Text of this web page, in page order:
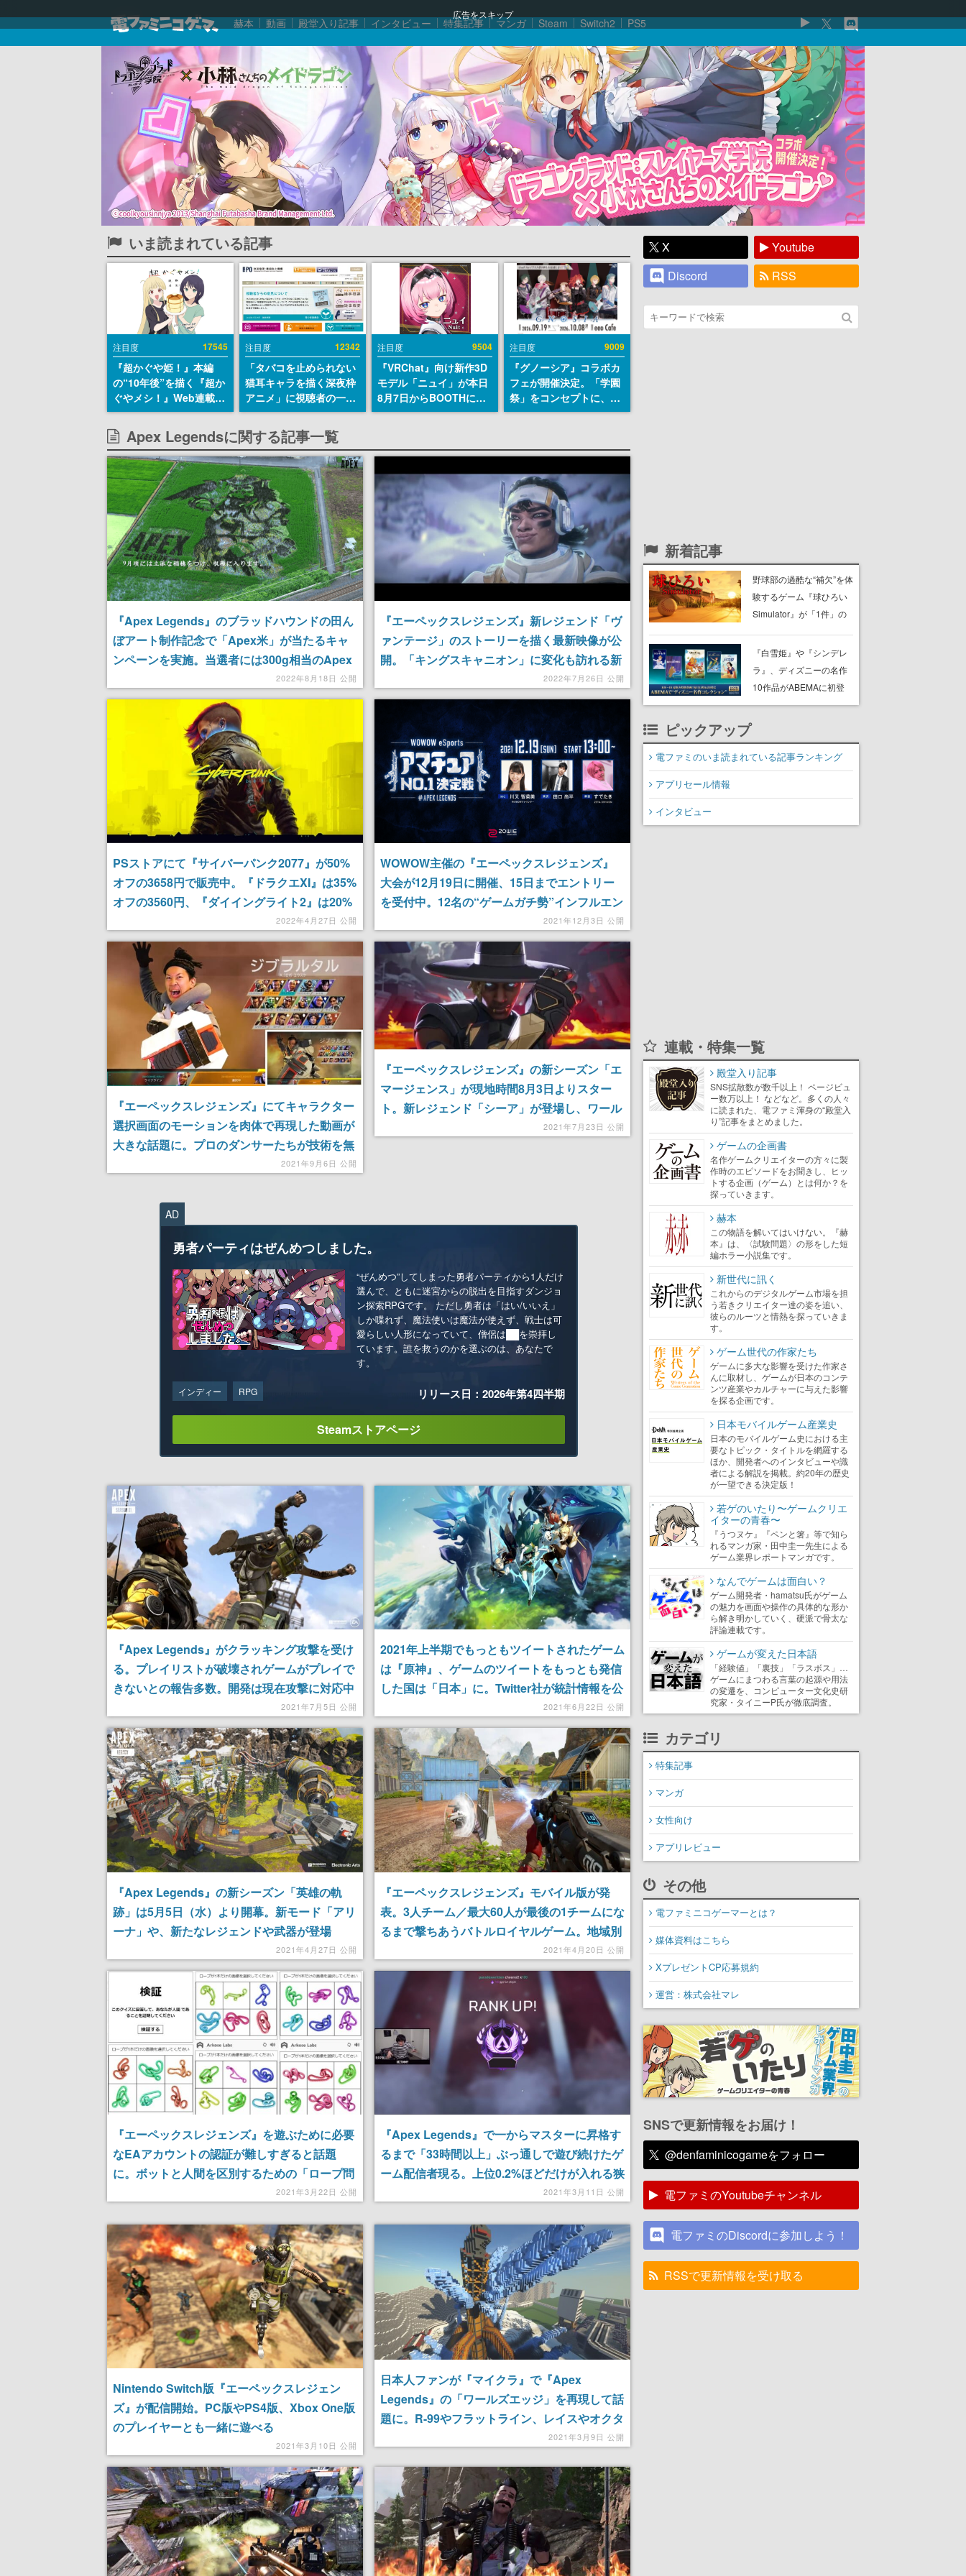
広告をスキップ
赫本 動画 殿堂入り記事 インタビュー 特集記事 マンガ Steam Switch2 PS5
いま読まれている記事
注目度 17545
『超かぐや姫！』本編
の“10年後”を描く『超か
ぐやメシ！』Web連載決
定。新たなWebマンガレ
ーベル「ビビビコミッ
ク」にて特別話が掲載ス
タート、あのお話には…
まだ続きがある！
注目度 12342
「タバコを止められない
猫耳キャラを描く深夜枠
アニメ」に視聴者の一部
から批判意見。違法薬物
の使用と思しき描写も含
めて、BPOが議論を交わ
す
注目度 9504
『VRChat』向け新作3D
モデル「ニュイ」が本日
8月7日からBOOTHにて
発売。瞳に光る星や感情
注目度 9009
『グノーシア』コラボカ
フェが開催決定。「学園
祭」をコンセプトに、模
擬店やセツやSQ、ラキオ
ッズが展開
Apex Legendsに関する記事一覧
『Apex Legends』のブラッドハウンドの田ん
ぼアート制作記念で「Apex米」が当たるキャ
ンペーンを実施。当選者には300g相当のApex
2022年8月18日 公開
『エーペックスレジェンズ』新レジェンド「ヴ
ァンテージ」のストーリーを描く最新映像が公
開。「キングスキャニオン」に変化も訪れる新
シーズン「ハンテッド」は8月9日開幕2022年7月26日 公開
PSストアにて『サイバーパンク2077』が50%
オフの3658円で販売中。『ドラクエXI』は35%
オフの3560円、『ダイイングライト2』は20%
2022年4月27日 公開
WOWOW主催の『エーペックスレジェンズ』
大会が12月19日に開催、15日までエントリー
を受付中。12名の“ゲームガチ勢”インフルエン
2021年12月3日 公開
『エーペックスレジェンズ』にてキャラクター
選択画面のモーションを肉体で再現した動画が
大きな話題に。プロのダンサーたちが技術を無
2021年9月6日 公開
『エーペックスレジェンズ』の新シーズン「エ
マージェンス」が現地時間8月3日よりスター
ト。新レジェンド「シーア」が登場し、ワール
2021年7月23日 公開
AD
勇者パーティはぜんめつしました。
“ぜんめつ”してしまった勇者パーティから1人だけ
選んで、ともに迷宮からの脱出を目指すダンジョ
ン探索RPGです。 ただし勇者は「はい/いいえ」
しか喋れず、魔法使いは魔法が使えず、戦士は可
愛らしい人形になっていて、僧侶は██を崇拝し
ています。誰を救うのかを選ぶのは、あなたで
す。
インディー RPG リリース日：2026年第4四半期
Steamストアページ
『Apex Legends』がクラッキング攻撃を受け
る。プレイリストが破壊されゲームがプレイで
きないとの報告多数。開発は現在攻撃に対応中
2021年7月5日 公開
2021年上半期でもっともツイートされたゲーム
は『原神』、ゲームのツイートをもっとも発信
した国は「日本」に。Twitter社が統計情報を公
2021年6月22日 公開
『Apex Legends』の新シーズン「英雄の軌
跡」は5月5日（水）より開幕。新モード「アリ
ーナ」や、新たなレジェンドや武器が登場
2021年4月27日 公開
『エーペックスレジェンズ』モバイル版が発
表。3人チーム／最大60人が最後の1チームにな
るまで撃ちあうバトルロイヤルゲーム。地域別
でのベータテストは4月下旬から順次実施予定
2021年4月20日 公開
『エーペックスレジェンズ』を遊ぶために必要
なEAアカウントの認証が難しすぎると話題
に。ボットと人間を区別するための「ロープ問
2021年3月22日 公開
『Apex Legends』で一からマスターに昇格す
るまで「33時間以上」ぶっ通しで遊び続けたゲ
ーム配信者現る。上位0.2%ほどだけが入れる狭
2021年3月11日 公開
Nintendo Switch版『エーペックスレジェン
ズ』が配信開始。PC版やPS4版、Xbox One版
のプレイヤーとも一緒に遊べる
2021年3月10日 公開
日本人ファンが『マイクラ』で『Apex
Legends』の「ワールズエッジ」を再現して話
題に。R-99やフラットライン、レイスやオクタ
ンも再現する気合いの入ったクロスオーバー
2021年3月9日 公開
X
Youtube
Discord
RSS
新着記事
野球部の過酷な“補欠”を体
験するゲーム『球ひろい
Simulator』が「1件」の
にチェコ語に対応しSNS
で話題に。『キングダ
ム・カム』開発元やチェ
『白雪姫』や『シンデレ
ラ』、ディズニーの名作
10作品がABEMAに初登
場。『101匹わんちゃ
ん』など、毎日1作品が午
後3時と夜8時に2回放送
ピックアップ
電ファミのいま読まれている記事ランキング
アプリセール情報
インタビュー
連載・特集一覧
殿堂入り記事
SNS拡散数が数千以上！ ページビュ
ー数万以上！ などなど。多くの人々
に読まれた、電ファミ渾身の“殿堂入
り”記事をまとめました。
ゲームの企画書
名作ゲームクリエイターの方々に製
作時のエピソードをお聞きし、ヒッ
トする企画（ゲーム）とは何か？を
探っていきます。
赫本
この物語を解いてはいけない。『赫
本』は、〈試験問題〉の形をした短
編ホラー小説集です。
新世代に訊く
これからのデジタルゲーム市場を担
う若きクリエイター達の姿を追い、
彼らのルーツと情熱を探っていきま
す。
ゲーム世代の作家たち
ゲームに多大な影響を受けた作家さ
んに取材し、ゲームが日本のコンテ
ンツ産業やカルチャーに与えた影響
を探る企画です。
日本モバイルゲーム産業史
日本のモバイルゲーム史における主
要なトピック・タイトルを網羅する
ほか、開発者へのインタビューや識
者による解説を掲載。約20年の歴史
が一望できる決定版！
若ゲのいたり〜ゲームクリエ
イターの青春〜
『うつヌケ』『ペンと箸』等で知ら
れるマンガ家・田中圭一先生による
ゲーム業界レポートマンガです。
なんでゲームは面白い？
ゲーム開発者・hamatsu氏がゲーム
の魅力を画面や操作の具体的な形か
ら解き明かしていく、硬派で骨太な
評論連載です。
ゲームが変えた日本語
「経験値」「裏技」「ラスボス」…
ゲームにまつわる言葉の起源や用法
の変遷を、コンピューター文化史研
究家・タイニーP氏が徹底調査。
カテゴリ
特集記事
マンガ
女性向け
アプリレビュー
その他
電ファミニコゲーマーとは？
媒体資料はこちら
XプレゼントCP応募規約
運営：株式会社マレ
SNSで更新情報をお届け！
@denfaminicogameをフォロー
電ファミのYoutubeチャンネル
電ファミのDiscordに参加しよう！
RSSで更新情報を受け取る